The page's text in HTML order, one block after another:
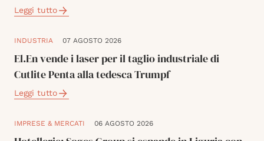
Leggi tutto
INDUSTRIA 07 AGOSTO 2026
El.En vende i laser per il taglio industriale di
Cutlite Penta alla tedesca Trumpf
Leggi tutto
IMPRESE & MERCATI 06 AGOSTO 2026